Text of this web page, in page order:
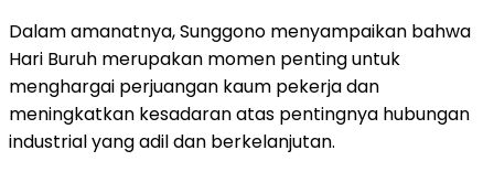
Dalam amanatnya, Sunggono menyampaikan bahwa
Hari Buruh merupakan momen penting untuk
menghargai perjuangan kaum pekerja dan
meningkatkan kesadaran atas pentingnya hubungan
industrial yang adil dan berkelanjutan.